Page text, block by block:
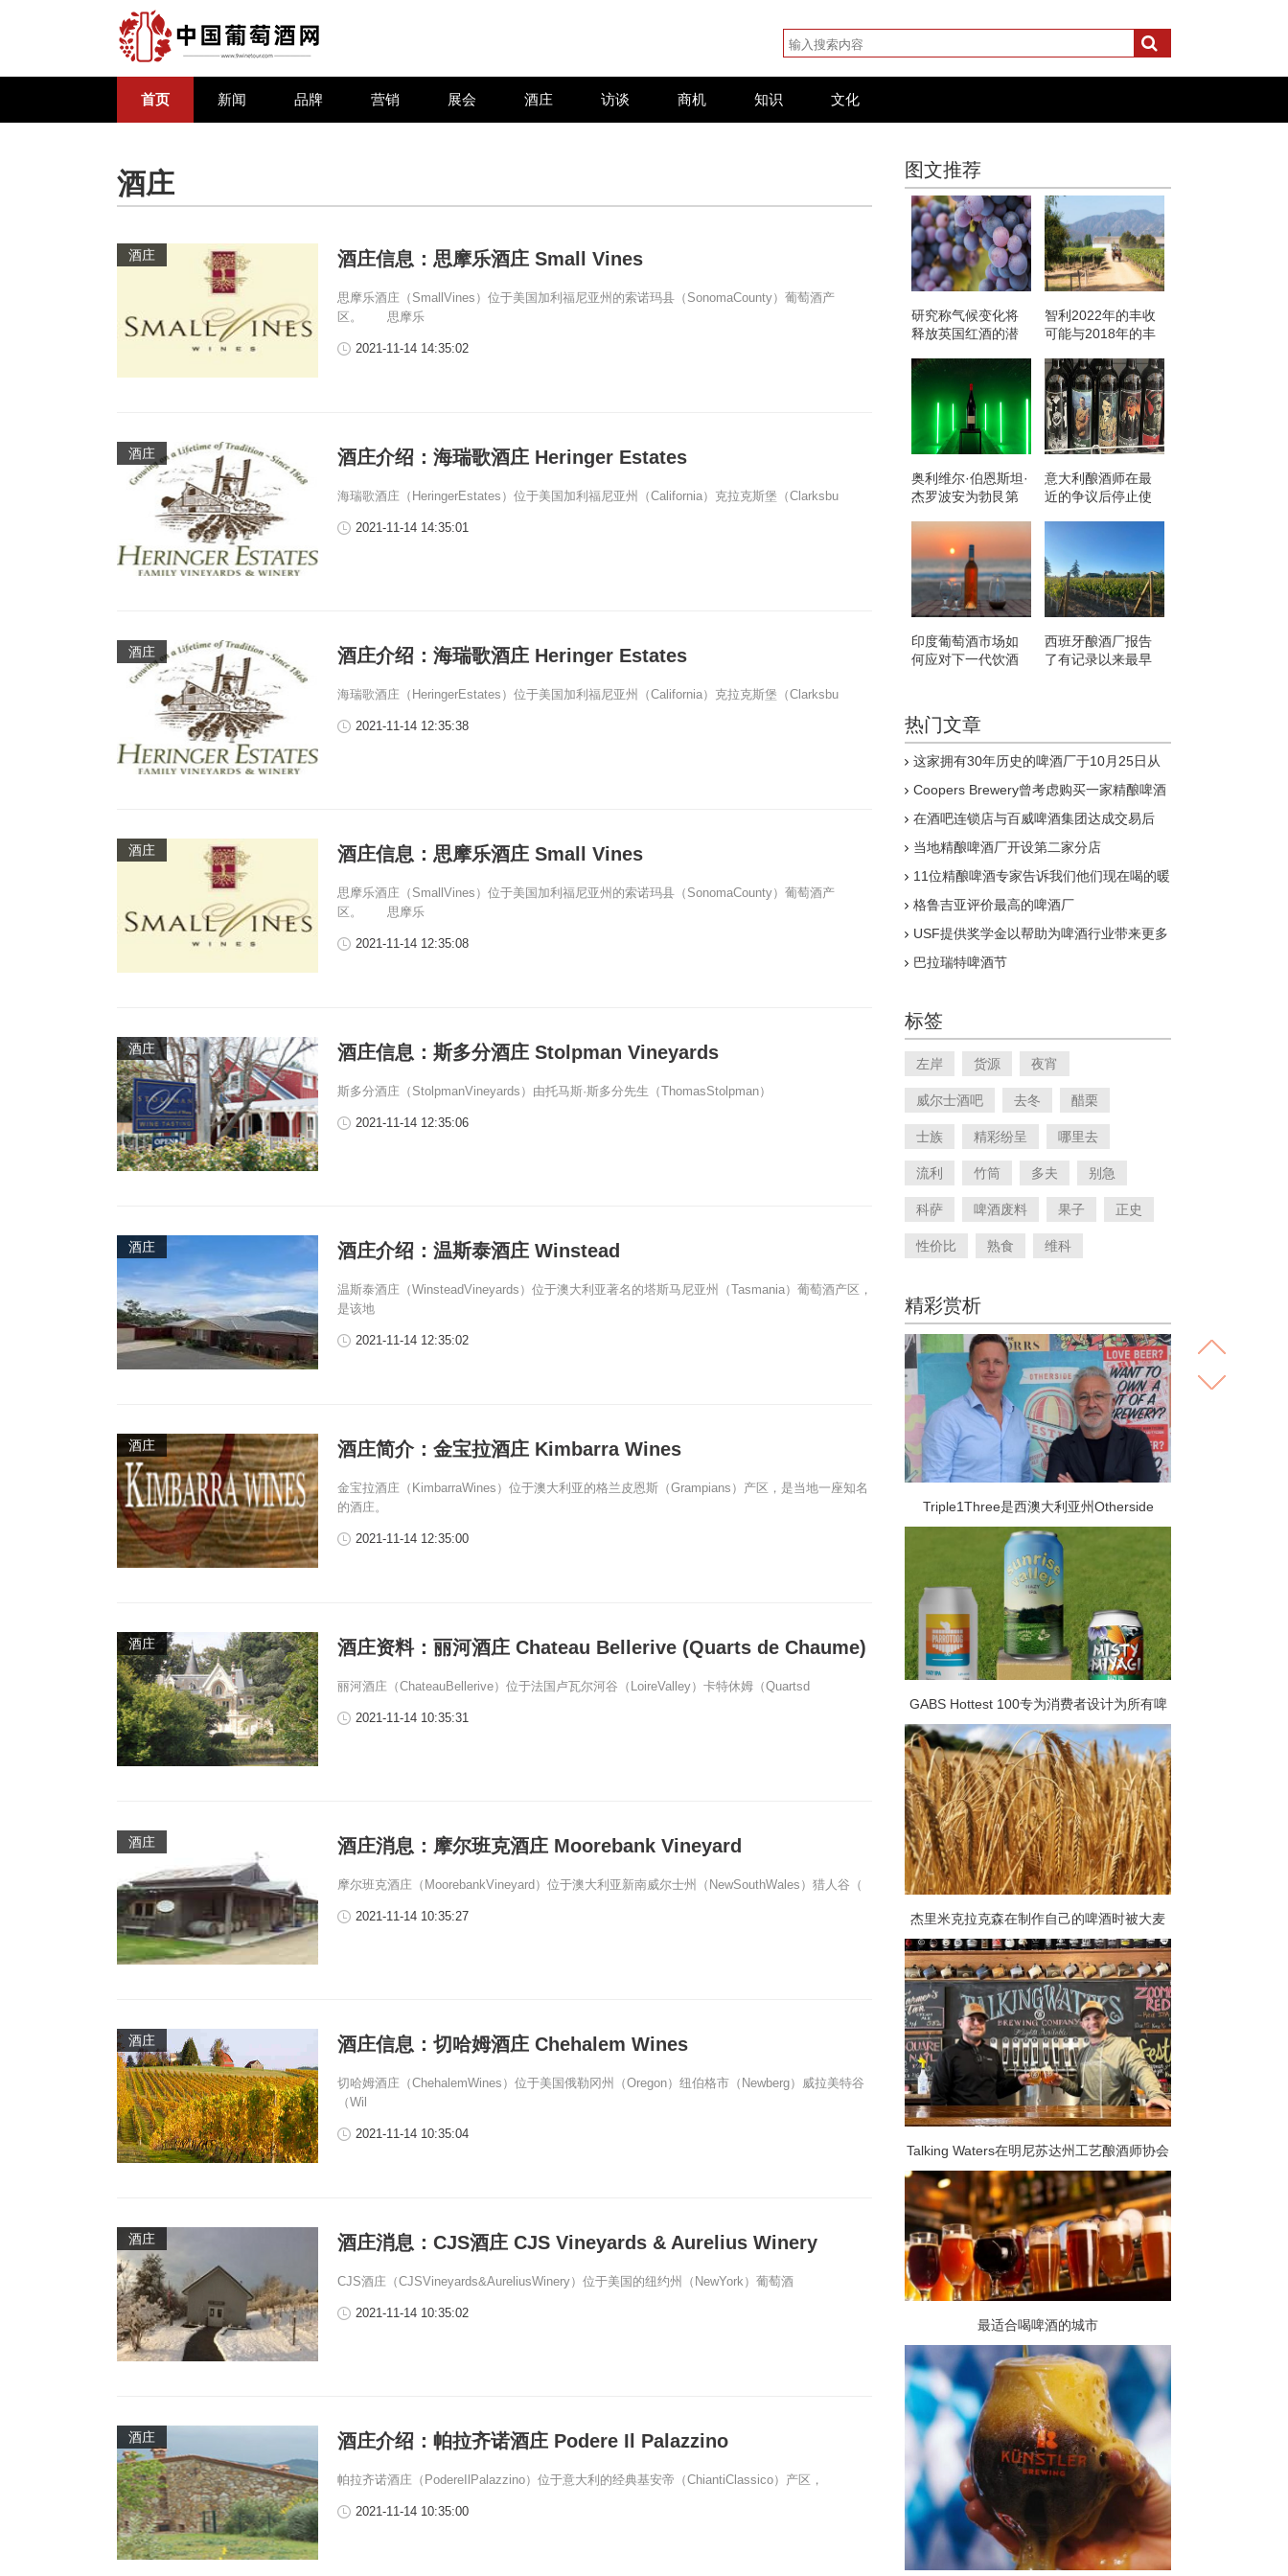
首页 新闻 品牌 营销 展会 酒庄 访谈 商机 知识 文化
酒庄
酒庄 酒庄信息：思摩乐酒庄 Small Vines
思摩乐酒庄（SmallVines）位于美国加利福尼亚州的索诺玛县（SonomaCounty）葡萄酒产
区。 思摩乐
2021-11-14 14:35:02
酒庄 酒庄介绍：海瑞歌酒庄 Heringer Estates
海瑞歌酒庄（HeringerEstates）位于美国加利福尼亚州（California）克拉克斯堡（Clarksbu
2021-11-14 14:35:01
酒庄 酒庄介绍：海瑞歌酒庄 Heringer Estates
海瑞歌酒庄（HeringerEstates）位于美国加利福尼亚州（California）克拉克斯堡（Clarksbu
2021-11-14 12:35:38
酒庄 酒庄信息：思摩乐酒庄 Small Vines
思摩乐酒庄（SmallVines）位于美国加利福尼亚州的索诺玛县（SonomaCounty）葡萄酒产
区。 思摩乐
2021-11-14 12:35:08
酒庄 酒庄信息：斯多分酒庄 Stolpman Vineyards
斯多分酒庄（StolpmanVineyards）由托马斯·斯多分先生（ThomasStolpman）
2021-11-14 12:35:06
酒庄 酒庄介绍：温斯泰酒庄 Winstead
温斯泰酒庄（WinsteadVineyards）位于澳大利亚著名的塔斯马尼亚州（Tasmania）葡萄酒产区，
是该地
2021-11-14 12:35:02
酒庄 酒庄简介：金宝拉酒庄 Kimbarra Wines
金宝拉酒庄（KimbarraWines）位于澳大利亚的格兰皮恩斯（Grampians）产区，是当地一座知名
的酒庄。
2021-11-14 12:35:00
酒庄 酒庄资料：丽河酒庄 Chateau Bellerive (Quarts de Chaume)
丽河酒庄（ChateauBellerive）位于法国卢瓦尔河谷（LoireValley）卡特休姆（Quartsd
2021-11-14 10:35:31
酒庄 酒庄消息：摩尔班克酒庄 Moorebank Vineyard
摩尔班克酒庄（MoorebankVineyard）位于澳大利亚新南威尔士州（NewSouthWales）猎人谷（
2021-11-14 10:35:27
酒庄 酒庄信息：切哈姆酒庄 Chehalem Wines
切哈姆酒庄（ChehalemWines）位于美国俄勒冈州（Oregon）纽伯格市（Newberg）威拉美特谷
（Wil
2021-11-14 10:35:04
酒庄 酒庄消息：CJS酒庄 CJS Vineyards & Aurelius Winery
CJS酒庄（CJSVineyards&AureliusWinery）位于美国的纽约州（NewYork）葡萄酒
2021-11-14 10:35:02
酒庄 酒庄介绍：帕拉齐诺酒庄 Podere Il Palazzino
帕拉齐诺酒庄（PodereIlPalazzino）位于意大利的经典基安帝（ChiantiClassico）产区，
2021-11-14 10:35:00
图文推荐
研究称气候变化将
释放英国红酒的潜
智利2022年的丰收
可能与2018年的丰
奥利维尔·伯恩斯坦·
杰罗波安为勃艮第
了新纪录
意大利酿酒师在最
近的争议后停止使
印度葡萄酒市场如
何应对下一代饮酒
西班牙酿酒厂报告
了有记录以来最早
热门文章
这家拥有30年历史的啤酒厂于10月25日从
集清算人
Coopers Brewery曾考虑购买一家精酿啤酒
在酒吧连锁店与百威啤酒集团达成交易后
Wetherspoon菜单中剔除的饮品之一
当地精酿啤酒厂开设第二家分店
11位精酿啤酒专家告诉我们他们现在喝的暖
格鲁吉亚评价最高的啤酒厂
USF提供奖学金以帮助为啤酒行业带来更多
巴拉瑞特啤酒节
标签
左岸 货源 夜宵
威尔士酒吧 去冬 醋栗
士族 精彩纷呈 哪里去
流利 竹筒 多夫 别急
科萨 啤酒废料 果子 正史
性价比 熟食 维科
精彩赏析
Triple1Three是西澳大利亚州Otherside
Brewing Co的母公司 是越来越多进行众包融
资轮次的啤酒厂中的最新一家
GABS Hottest 100专为消费者设计为所有啤
酒爱好者提供了庆祝他们最喜欢的啤酒的机
会
杰里米克拉克森在制作自己的啤酒时被大麦
加价吓坏了
Talking Waters在明尼苏达州工艺酿酒师协会
的酿酒师杯上获得两枚奖牌
最适合喝啤酒的城市